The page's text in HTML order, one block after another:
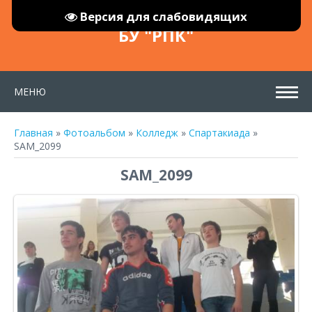
Версия для слабовидящих
БУ "РПК"
МЕНЮ
Главная » Фотоальбом » Колледж » Спартакиада »
SAM_2099
SAM_2099